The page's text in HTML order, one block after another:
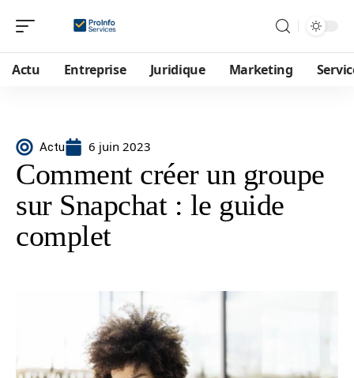
Actu Entreprise Juridique Marketing
Actu 6 juin 2023
Comment créer un groupe
sur Snapchat : le guide
complet